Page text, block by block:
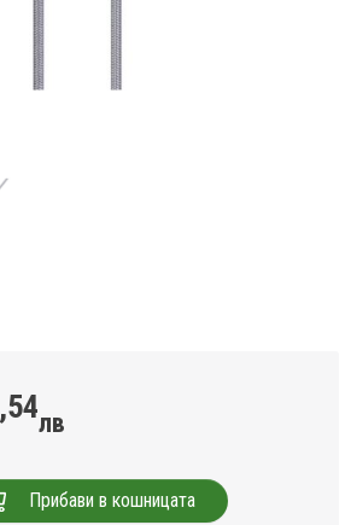
,54лв
Прибави в кошницата